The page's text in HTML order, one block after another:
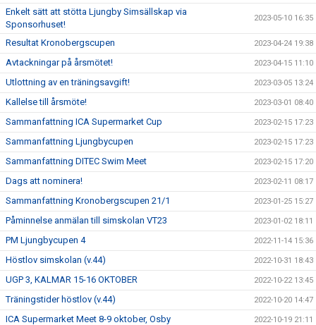
Enkelt sätt att stötta Ljungby Simsällskap via
Sponsorhuset!
2023-05-10 16:35
Resultat Kronobergscupen 2023-04-24 19:38
Avtackningar på årsmötet! 2023-04-15 11:10
Utlottning av en träningsavgift! 2023-03-05 13:24
Kallelse till årsmöte! 2023-03-01 08:40
Sammanfattning ICA Supermarket Cup 2023-02-15 17:23
Sammanfattning Ljungbycupen 2023-02-15 17:23
Sammanfattning DITEC Swim Meet 2023-02-15 17:20
Dags att nominera! 2023-02-11 08:17
Sammanfattning Kronobergscupen 21/1 2023-01-25 15:27
Påminnelse anmälan till simskolan VT23 2023-01-02 18:11
PM Ljungbycupen 4 2022-11-14 15:36
Höstlov simskolan (v.44) 2022-10-31 18:43
UGP 3, KALMAR 15-16 OKTOBER 2022-10-22 13:45
Träningstider höstlov (v.44) 2022-10-20 14:47
ICA Supermarket Meet 8-9 oktober, Osby 2022-10-19 21:11